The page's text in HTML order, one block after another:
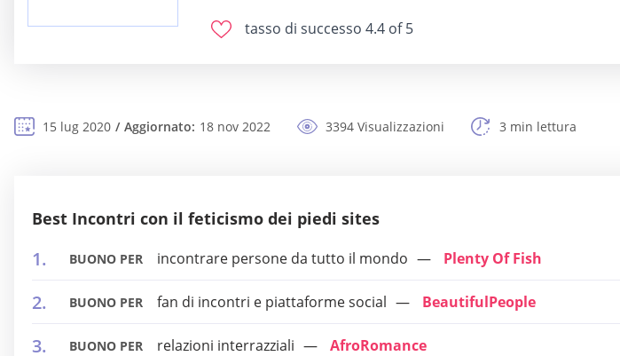
tasso di successo 4.4 of 5
15 lug 2020 Aggiornato: 18 nov 2022 3394 Visualizzazioni 3 min lettura
Best Incontri con il feticismo dei piedi sites
BUONO PER incontrare persone da tutto il mondo Plenty Of Fish
BUONO PER fan di incontri e piattaforme social BeautifulPeople
BUONO PER relazioni interrazziali AfroRomance